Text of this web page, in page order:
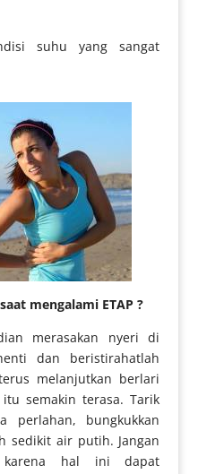
suhu yang sangat
mengalami ETAP ?
merasakan nyeri di
dan beristirahatlah
melanjutkan berlari
semakin terasa. Tarik
perlahan, bungkukkan
sedikit air putih. Jangan
karena hal ini dapat